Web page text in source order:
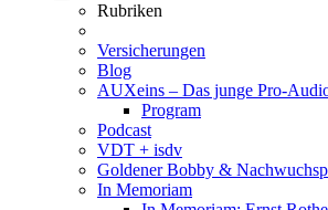
Rubriken
Versicherungen
Blog
AUXeins – Das junge Pro-
Program
Podcast
VDT + isdv
Goldener Bobby &
In Memoriam